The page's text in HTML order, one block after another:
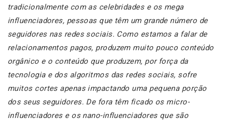
tradicionalmente com as celebridades e os mega
influenciadores, pessoas que têm um grande número de
seguidores nas redes sociais. Como estamos a falar de
relacionamentos pagos, produzem muito pouco conteúdo
orgânico e o conteúdo que produzem, por força da
tecnologia e dos algoritmos das redes sociais, sofre
muitos cortes apenas impactando uma pequena porção
dos seus seguidores. De fora têm ficado os micro-
influenciadores e os nano-influenciadores que são